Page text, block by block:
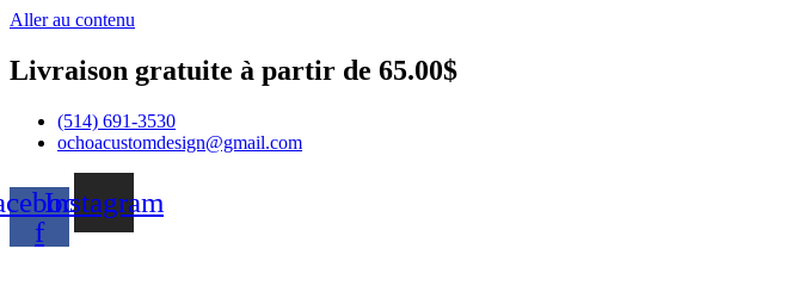
Aller au contenu
Livraison gratuite à partir de 65.00$
(514) 691-3530
ochoacustomdesign@gmail.com
f
Instagram